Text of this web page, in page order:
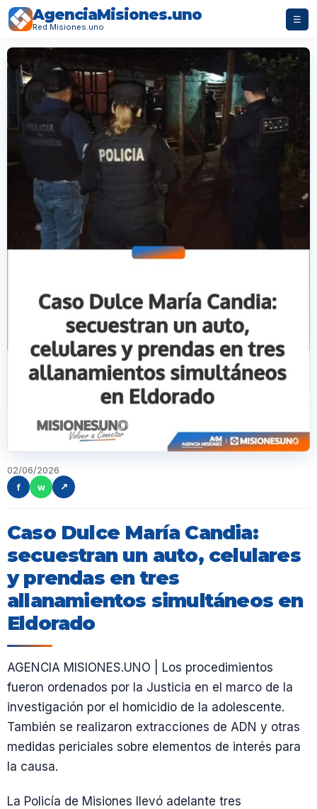
AgenciaMisiones.uno
Red Misiones.uno
☰
02/06/2026
f
w ↗
Caso Dulce María Candia:
secuestran un auto, celulares
y prendas en tres
allanamientos simultáneos en
Eldorado
AGENCIA MISIONES.UNO | Los procedimientos
fueron ordenados por la Justicia en el marco de la
investigación por el homicidio de la adolescente.
También se realizaron extracciones de ADN y otras
medidas periciales sobre elementos de interés para
la causa.
La Policía de Misiones llevó adelante tres